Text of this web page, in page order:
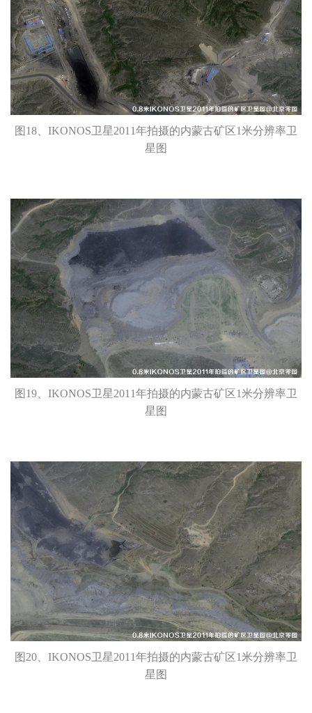
图18、IKONOS卫星2011年拍摄的内蒙古矿区1米分辨率卫
星图
图19、IKONOS卫星2011年拍摄的内蒙古矿区1米分辨率卫
星图
图20、IKONOS卫星2011年拍摄的内蒙古矿区1米分辨率卫
星图